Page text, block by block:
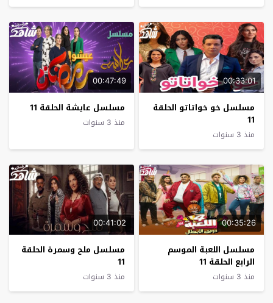
00:33:01
مسلسل خو خواتاتو الحلقة
11
منذ 3 سنوات
00:47:49
مسلسل عايشة الحلقة 11
منذ 3 سنوات
00:35:26
مسلسل اللعبة الموسم
الرابع الحلقة 11
منذ 3 سنوات
00:41:02
مسلسل ملح وسمرة الحلقة
11
منذ 3 سنوات